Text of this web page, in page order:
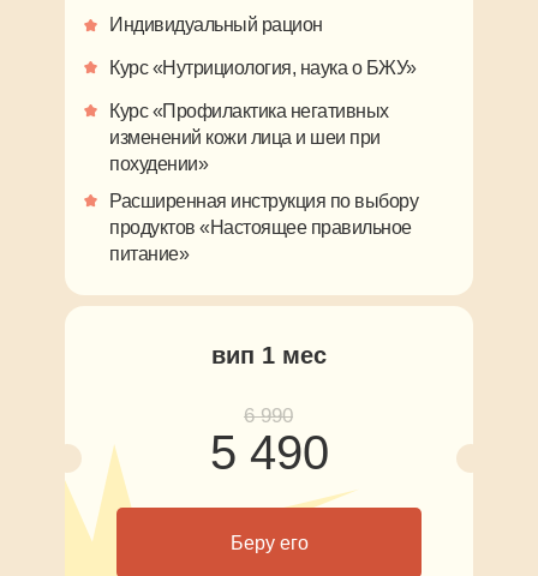
Индивидуальный рацион
Курс «Нутрициология, наука о БЖУ»
Курс «Профилактика негативных
изменений кожи лица и шеи при
похудении»
Расширенная инструкция по выбору
продуктов «Настоящее правильное
питание»
вип 1 мес
6 990
5 490
Беру его